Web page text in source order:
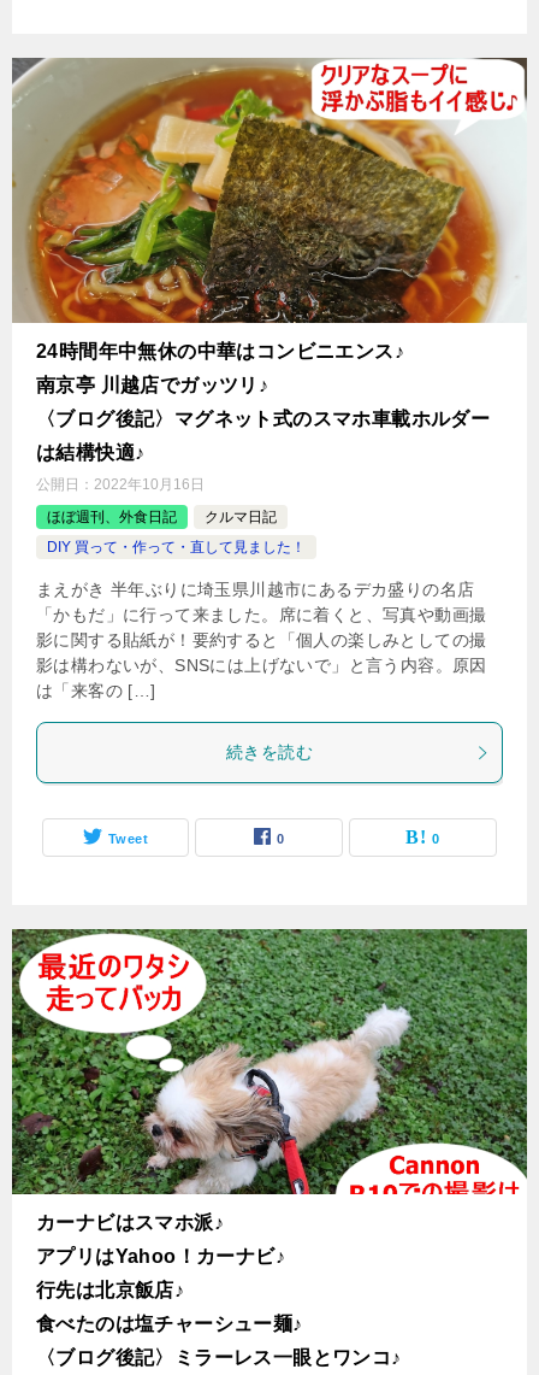
24時間年中無休の中華はコンビニエンス♪
南京亭 川越店でガッツリ♪
〈ブログ後記〉マグネット式のスマホ車載ホルダー
は結構快適♪
公開日： 2022年10月16日
ほぼ週刊、外食日記
クルマ日記
DIY 買って・作って・直して見ました！
まえがき 半年ぶりに埼玉県川越市にあるデカ盛りの名店
「かもだ」に行って来ました。席に着くと、写真や動画撮
影に関する貼紙が！要約すると「個人の楽しみとしての撮
影は構わないが、SNSには上げないで」と言う内容。原因
は「来客の […]
続きを読む
Tweet 0 0
カーナビはスマホ派♪
アプリはYahoo！カーナビ♪
行先は北京飯店♪
食べたのは塩チャーシュー麺♪
〈ブログ後記〉ミラーレス一眼とワンコ♪